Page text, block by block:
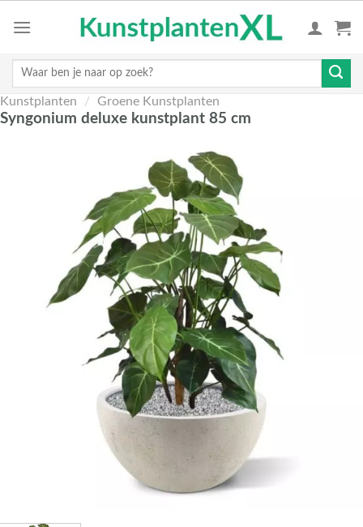
Zoeken
Kunstplanten / Groene Kunstplanten
Syngonium deluxe kunstplant 85 cm